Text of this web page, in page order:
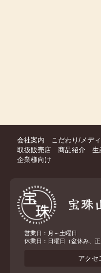
会社案内 こだわり/メデ
取扱販売店
商品紹介 生
企業様向け
営業日：月～土曜日
休業日：日曜日（盆休み、正
アクセ